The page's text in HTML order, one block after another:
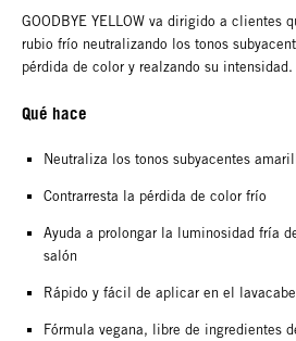
GOODBYE YELLOW va dirigido a clientes
rubio frío neutralizando los tonos
pérdida de color y realzando su intensidad.
Qué hace
Neutraliza los tonos subyacentes
Contrarresta la pérdida de color frío
Ayuda a prolongar la luminosidad fría
salón
Rápido y fácil de aplicar en el
Fórmula vegana, libre de ingredientes